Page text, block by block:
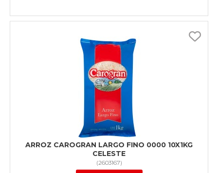
ARROZ CAROGRAN LARGO FINO 0000 10X1KG
CELESTE
(2603167)